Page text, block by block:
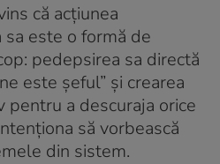
că acțiunea
este o formă de
pedepsirea sa directă
este șeful” și crearea
a descuraja orice
să vorbească
din sistem.